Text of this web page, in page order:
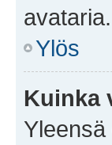
Ylös
Kuinka